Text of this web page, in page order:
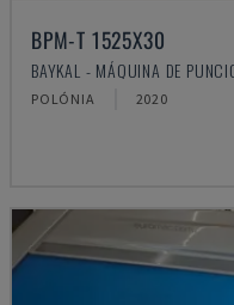
BPM-T 1525X30
BAYKAL - MÁQUINA DE
POLÓNIA 2020